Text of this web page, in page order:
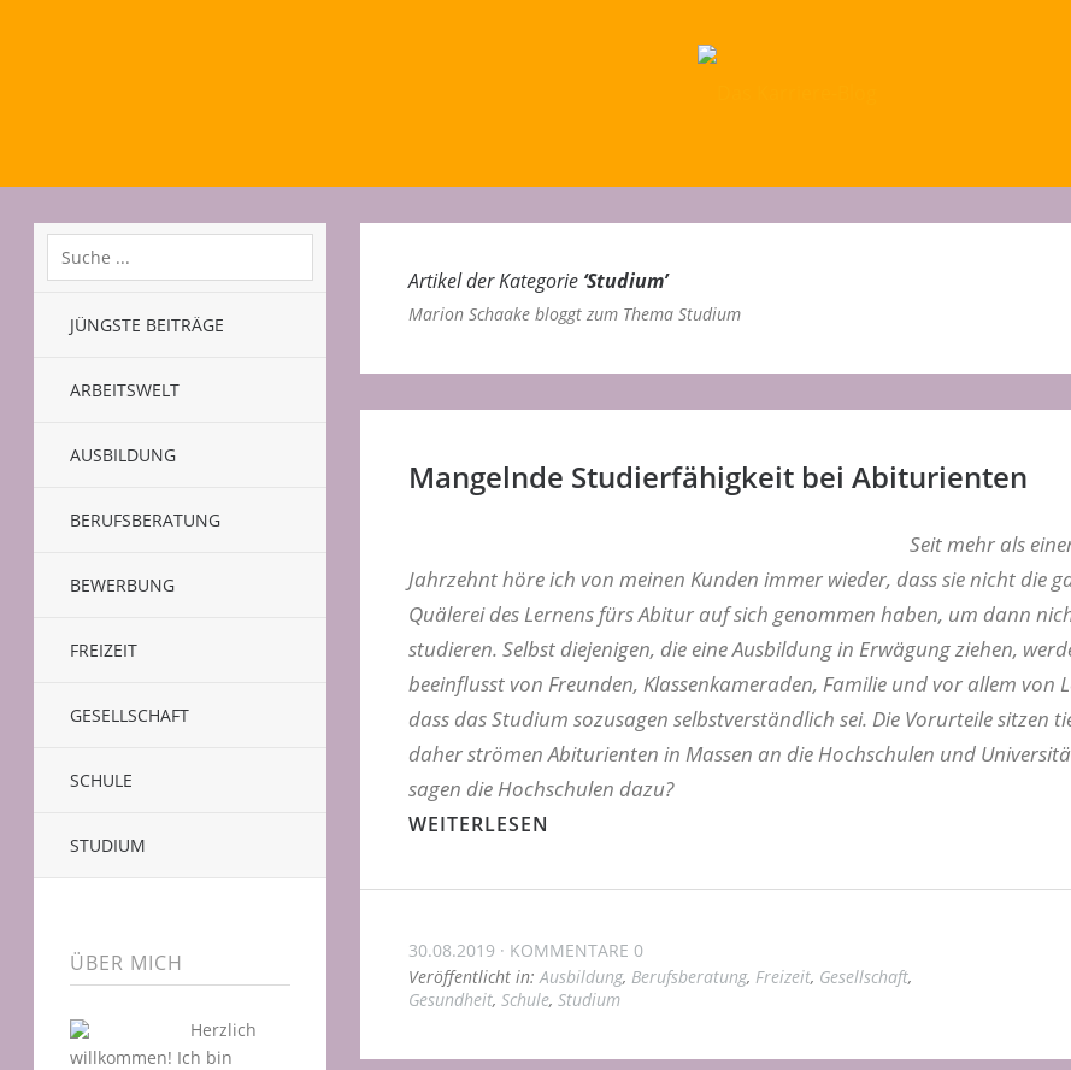
JÜNGSTE BEITRÄGE
ARBEITSWELT
AUSBILDUNG
BERUFSBERATUNG
BEWERBUNG
FREIZEIT
GESELLSCHAFT
SCHULE
STUDIUM
ÜBER MICH
Herzlich
willkommen! Ich bin
Artikel der Kategorie ‘Studium’
Marion Schaake bloggt zum Thema Studium
Mangelnde Studierfähigkeit bei Abiturienten
Seit mehr als
Jahrzehnt höre ich von meinen Kunden immer wieder, dass sie nicht die
Quälerei des Lernens fürs Abitur auf sich genommen haben, um dann
studieren. Selbst diejenigen, die eine Ausbildung in Erwägung ziehen,
beeinflusst von Freunden, Klassenkameraden, Familie und vor allem von
dass das Studium sozusagen selbstverständlich sei. Die Vorurteile sitzen
daher strömen Abiturienten in Massen an die Hochschulen und
sagen die Hochschulen dazu?
WEITERLESEN
30.08.2019
KOMMENTARE 0
Veröffentlicht in:Ausbildung, Berufsberatung, Freizeit, Gesellschaft,
Gesundheit, Schule, Studium